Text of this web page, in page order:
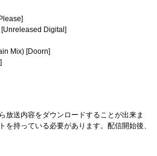
Digital]
Mix) [Doorn]
送内容をダウンロードすることが出来ま
持っている必要があります。配信開始後、